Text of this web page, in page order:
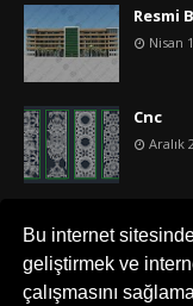
Bu internet
geliştirmek ve
çalışmasını
Resmi
Nisan
Cnc
Aralık
Nisan